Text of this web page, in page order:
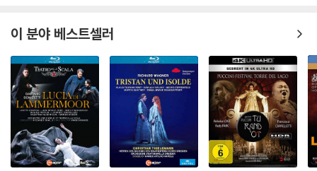
※ 교환/반품 안내
1) 불량으로 인한 교환/반품 요청 시에는 불량 확인을 위해 개봉 시의 동영
상을 요청할 수 있으며, 동영상이 없는 경우 교환/반품이 제한될 수 있습니
다.
관련 사진과 동영상 및 재생 기기 모델명을 첨부하여 첨부하여 고객센터에
문의 바랍니다.
2) 사양 오인지, 오 구매, 변심 사유로의 반품은 제품 개봉 전에만 운임비
부담 후 처리 가능합니다.
3) 스틸북 한정판, 초회 한정판의 경우 제작 수량이 한정되어 있고, 택배
이 분야 베스트셀러